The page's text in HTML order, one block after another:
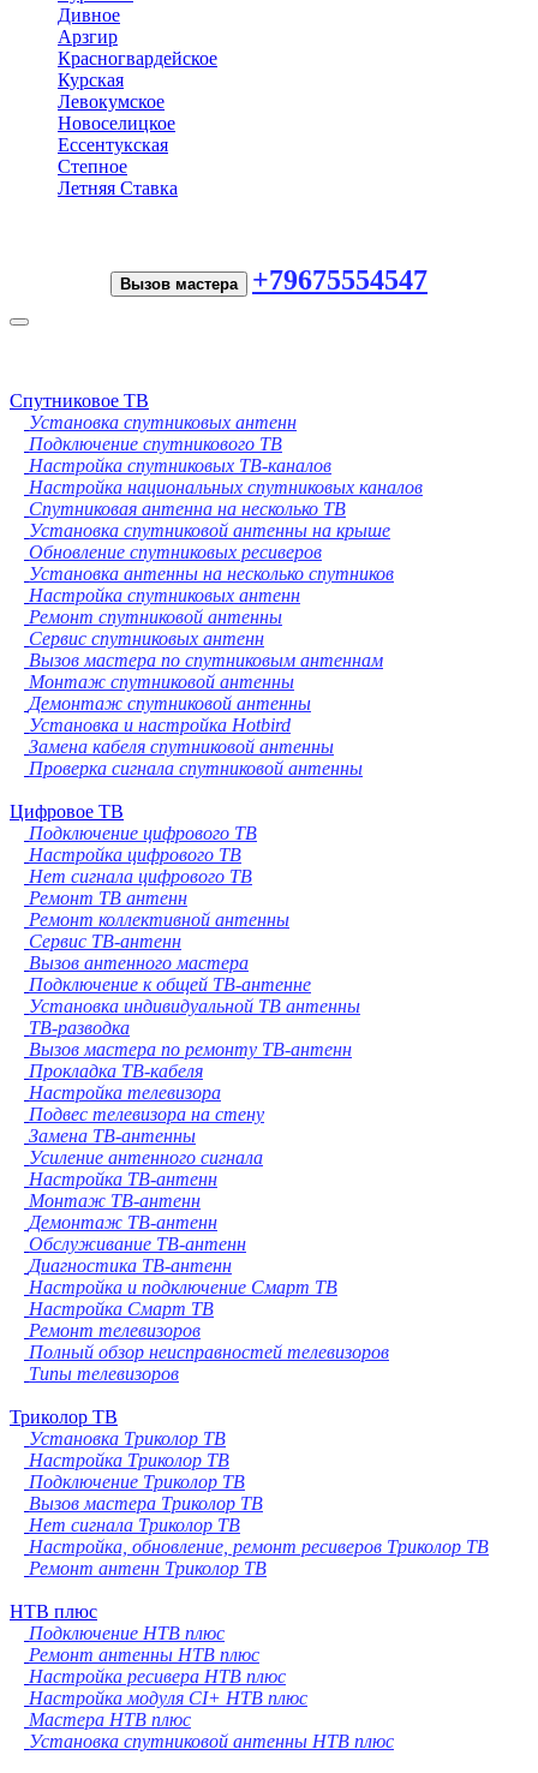
Дивное
Арзгир
Красногвардейское
Курская
Левокумское
Новоселицкое
Ессентукская
Степное
Летняя Ставка
Вызов мастера +79675554547
Toggle
Спутниковое ТВ
Установка спутниковых антенн
Подключение спутникового ТВ
Настройка спутниковых ТВ-каналов
Настройка национальных спутниковых каналов
Спутниковая антенна на несколько ТВ
Установка спутниковой антенны на крыше
Обновление спутниковых ресиверов
Установка антенны на несколько спутников
Настройка спутниковых антенн
Ремонт спутниковой антенны
Сервис спутниковых антенн
Вызов мастера по спутниковым антеннам
Монтаж спутниковой антенны
Демонтаж спутниковой антенны
Установка и настройка Hotbird
Замена кабеля спутниковой антенны
Проверка сигнала спутниковой антенны
Цифровое ТВ
Подключение цифрового ТВ
Настройка цифрового ТВ
Нет сигнала цифрового ТВ
Ремонт ТВ антенн
Ремонт коллективной антенны
Сервис ТВ-антенн
Вызов антенного мастера
Подключение к общей ТВ-антенне
Установка индивидуальной ТВ антенны
ТВ-разводка
Вызов мастера по ремонту ТВ-антенн
Прокладка ТВ-кабеля
Настройка телевизора
Подвес телевизора на стену
Замена ТВ-антенны
Усиление антенного сигнала
Настройка ТВ-антенн
Монтаж ТВ-антенн
Демонтаж ТВ-антенн
Обслуживание ТВ-антенн
Диагностика ТВ-антенн
Настройка и подключение Смарт ТВ
Настройка Смарт ТВ
Ремонт телевизоров
Полный обзор неисправностей телевизоров
Типы телевизоров
Триколор ТВ
Установка Триколор ТВ
Настройка Триколор ТВ
Подключение Триколор ТВ
Вызов мастера Триколор ТВ
Нет сигнала Триколор ТВ
Настройка, обновление, ремонт ресиверов Триколор ТВ
Ремонт антенн Триколор ТВ
НТВ плюс
Подключение НТВ плюс
Ремонт антенны НТВ плюс
Настройка ресивера НТВ плюс
Настройка модуля CI+ НТВ плюс
Мастера НТВ плюс
Установка спутниковой антенны НТВ плюс